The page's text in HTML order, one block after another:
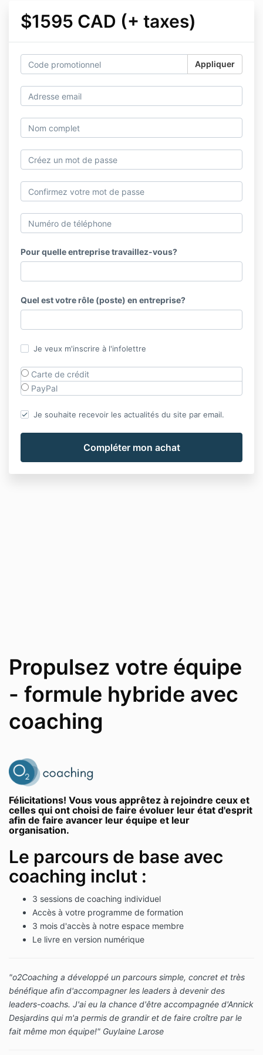
$1595 CAD (+ taxes)
Appliquer
Pour quelle entreprise travaillez-vous?
Quel est votre rôle (poste) en entreprise?
Je veux m'inscrire à l'infolettre
Carte de crédit
PayPal
Je souhaite recevoir les actualités du site par email.
Propulsez votre équipe
- formule hybride avec
coaching
Félicitations! Vous vous apprêtez à rejoindre ceux et
celles qui ont choisi de faire évoluer leur état d'esprit
afin de faire avancer leur équipe et leur
organisation.
Le parcours de base avec
coaching inclut :
3 sessions de coaching individuel
Accès à votre programme de formation
3 mois d'accès à notre espace membre
Le livre en version numérique
"o2Coaching a développé un parcours simple, concret et très
bénéfique afin d'accompagner les leaders à devenir des
leaders-coachs. J'ai eu la chance d'être accompagnée d'Annick
Desjardins qui m'a permis de grandir et de faire croître par le
fait même mon équipe!" Guylaine Larose